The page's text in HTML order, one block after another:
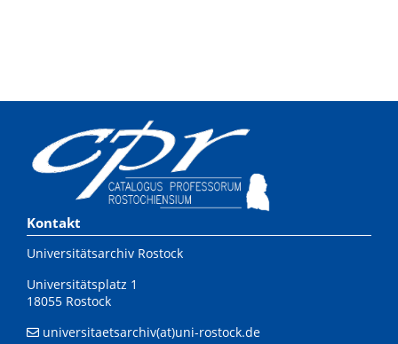
Kontakt
Universitätsarchiv Rostock
Universitätsplatz 1
18055 Rostock
universitaetsarchiv(at)uni-rostock.de